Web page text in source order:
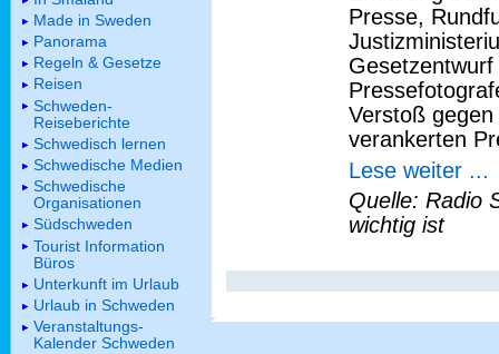
Presse,
Verstoß
verankerten
Lese weiter ...
Quelle: Radio
wichtig ist
Made in Sweden
Panorama
Regeln & Gesetze
Reisen
Schweden-
Reiseberichte
Schwedisch lernen
Schwedische Medien
Schwedische
Organisationen
Südschweden
Tourist Information
Büros
Unterkunft im Urlaub
Urlaub in Schweden
Veranstaltungs-
Kalender Schweden